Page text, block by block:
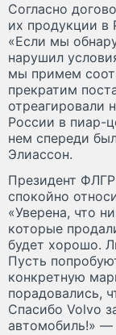
Согласно
их продукции в
«Если мы
нарушил
мы примем
прекратим
отреагировали
России в пиар-
нем спереди
Элиассон.
Президент ФЛГР
спокойно
«Уверена, что
которые
будет хорошо.
Пусть
конкретную
порадовались,
Спасибо Volvo
автомобиль!» —